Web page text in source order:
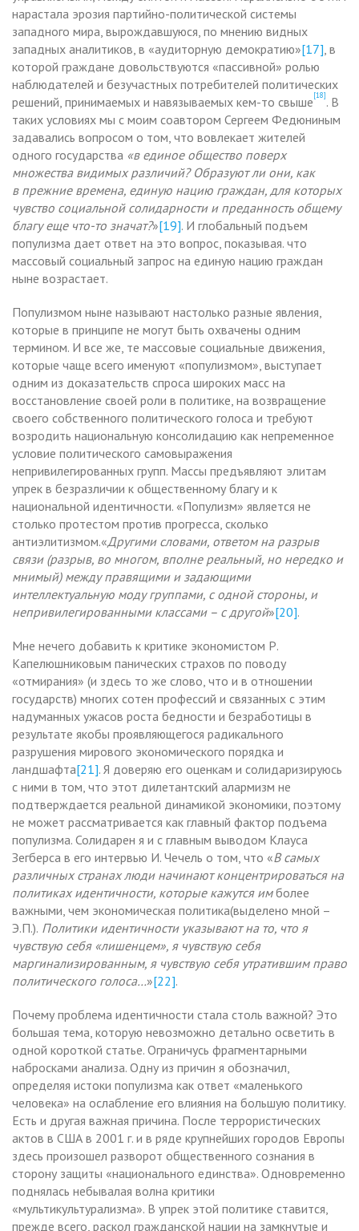
нарастала эрозия партийно-политической системы
западного мира, вырождавшуюся, по мнению видных
западных аналитиков, в «аудиторную демократию»[17] , в
которой граждане довольствуются «пассивной» ролью
наблюдателей и безучастных потребителей политических
решений, принимаемых и навязываемых кем-то свыше [18] . В
таких условиях мы с моим соавтором Сергеем Федюниным
задавались вопросом о том, что вовлекает жителей
одного государства «в единое общество поверх
множества видимых различий? Образуют ли они, как
в прежние времена, единую нацию граждан, для которых
чувство социальной солидарности и преданность общему
благу еще что-то значат?»[19]. И глобальный подъем
популизма дает ответ на это вопрос, показывая. что
массовый социальный запрос на единую нацию граждан
ныне возрастает.
Популизмом ныне называют настолько разные явления,
которые в принципе не могут быть охвачены одним
термином. И все же, те массовые социальные движения,
которые чаще всего именуют «популизмом», выступает
одним из доказательств спроса широких масс на
восстановление своей роли в политике, на возвращение
своего собственного политического голоса и требуют
возродить национальную консолидацию как непременное
условие политического самовыражения
непривилегированных групп. Массы предъявляют элитам
упрек в безразличии к общественному благу и к
национальной идентичности. «Популизм» является не
столько протестом против прогресса, сколько
антиэлитизмом.«Другими словами, ответом на разрыв
связи (разрыв, во многом, вполне реальный, но нередко и
мнимый) между правящими и задающими
интеллектуальную моду группами, с одной стороны, и
непривилегированными классами – с другой»[20].
Мне нечего добавить к критике экономистом Р.
Капелюшниковым панических страхов по поводу
«отмирания» (и здесь то же слово, что и в отношении
государств) многих сотен профессий и связанных с этим
надуманных ужасов роста бедности и безработицы в
результате якобы проявляющегося радикального
разрушения мирового экономического порядка и
ландшафта[21]. Я доверяю его оценкам и солидаризируюсь
с ними в том, что этот дилетантский алармизм не
подтверждается реальной динамикой экономики, поэтому
не может рассматривается как главный фактор подъема
популизма. Солидарен я и с главным выводом Клауса
Зегберса в его интервью И. Чечель о том, что «В самых
различных странах люди начинают концентрироваться на
политиках идентичности, которые кажутся имболее
важными, чем экономическая политика(выделено мной –
Э.П.). Политики идентичности указывают на то, что я
чувствую себя «лишенцем», я чувствую себя
маргинализированным, я чувствую себя утратившим право
политического голоса…»[22].
Почему проблема идентичности стала столь важной? Это
большая тема, которую невозможно детально осветить в
одной короткой статье. Ограничусь фрагментарными
набросками анализа. Одну из причин я обозначил,
определяя истоки популизма как ответ «маленького
человека» на ослабление его влияния на большую политику.
Есть и другая важная причина. После террористических
актов в США в 2001 г. и в ряде крупнейших городов Европы
здесь произошел разворот общественного сознания в
сторону защиты «национального единства». Одновременно
поднялась небывалая волна критики
«мультикультурализма». В упрек этой политике ставится,
прежде всего, раскол гражданской нации на замкнутые и